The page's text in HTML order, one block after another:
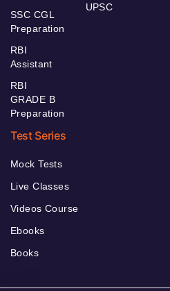
SSC CGL
Preparation
RBI
Assistant
RBI
GRADE B
Preparation
UPSC
Test Series
Mock Tests
Live Classes
Videos Course
Ebooks
Books